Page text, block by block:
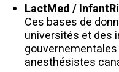
LactMed /
Ces bases de
universités et des
anesthésistes